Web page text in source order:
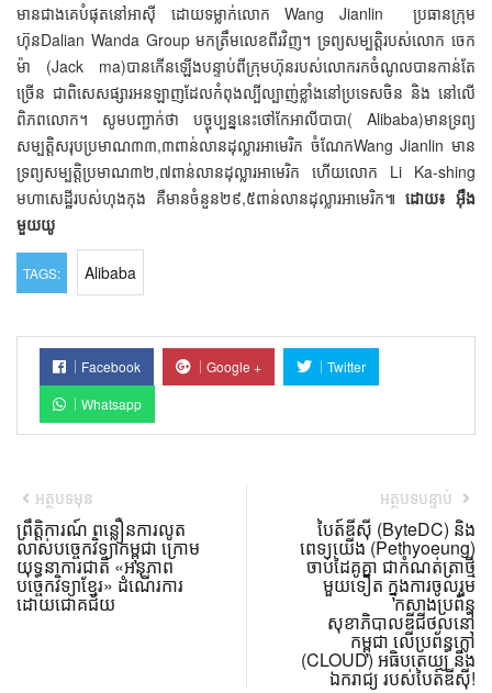
មានជាងគេបំផុតនៅអាស៊ី ដោយទម្លាក់លោក Wang Jianlin ប្រធានក្រុម
ហ៊ុនDalian Wanda Group មកត្រឹមលេខពីរវិញ។ ទ្រព្យសម្បត្តិរបស់លោក ចេក
ម៉ា (Jack ma)បានកើនឡើងបន្ទាប់ពីក្រុមហ៊ុនរបស់លោករកចំណូលបានកាន់តែ
ច្រើន ជាពិសេសផ្សារអនឡាញដែលកំពុងល្បីល្បាញ់ខ្លាំងនៅប្រទេសចិន និង នៅលើ
ពិភពលោក។ សូមបញ្ជាក់ថា បច្ចុប្បន្ននេះថៅកែអាលីបាបា( Alibaba)មានទ្រព្យ
សម្បត្តិសរុបប្រមាណ៣៣,៣ពាន់លានដុល្លារអាមេរិក ចំណែកWang Jianlin មាន
ទ្រព្យសម្បត្តិប្រមាណ៣២,៧ពាន់លានដុល្លារអាមេរិក ហើយលោក Li Ka-shing
មហាសេដ្ឋីរបស់ហុងកុង គឺមានចំនួន២៩,៥ពាន់លានដុល្លារអាមេរិក៕ ដោយ៖ អ៊ឺង
មួយយូ
TAGS: Alibaba​​
Facebook Google +
Twitter
Whatsapp
អត្ថបទមុន
ព្រឹត្តិការណ៍ ពន្លឿនការលូត
លាស់បច្ចេកវិទ្យាកម្ពុជា ក្រោម
យុទ្ធនាការជាតិ «អនុភាព
បច្ចេកវិទ្យាខ្មែរ» ដំណើរការ
ដោយជោគជ័យ
អត្ថបទបន្ទាប់
បៃត៍ឌីស៊ី (ByteDC) និង
ពេទ្យយើង (Pethyoeung)
ចាប់ដៃគូគ្នា ជាកំណត់ត្រាថ្មី
មួយទៀត ក្នុងការចូលរួម
កសាងប្រព័ន្ធ
សុខាភិបាលឌីជីថល​នៅ
កម្ពុជា លើប្រព័ន្ធក្លៅ
(CLOUD) អធិបតេយ្យ និង
ឯករាជ្យ របស់បៃត៍ឌីស៊ី!